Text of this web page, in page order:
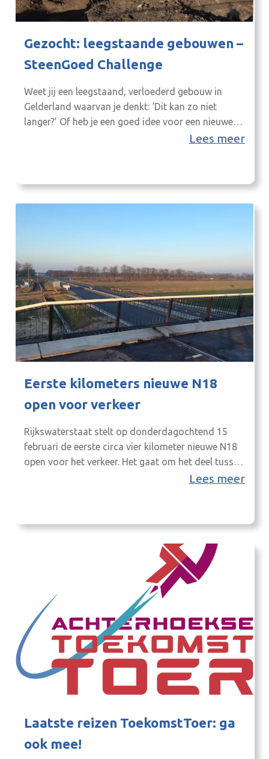
Gezocht: leegstaande gebouwen –
SteenGoed Challenge
Weet jij een leegstaand, verloederd gebouw in
Gelderland waarvan je denkt: ‘Dit kan zo niet
langer?’ Of heb je een goed idee voor een nieuwe
functie in een leeg gebouw, maar je weet nog niet
SteenGoed Benutten. Fase 1: De komende…
Lees meer
Eerste kilometers nieuwe N18
open voor verkeer
Rijkswaterstaat stelt op donderdagochtend 15
februari de eerste circa vier kilometer nieuwe N18
open voor het verkeer. Het gaat om het deel tussen
de Marhulzenweg in Groenlo tot net voorbij het
van en naar het bedrijventerrein, Groenlo en
Lees meer
Laatste reizen ToekomstToer: ga
ook mee!